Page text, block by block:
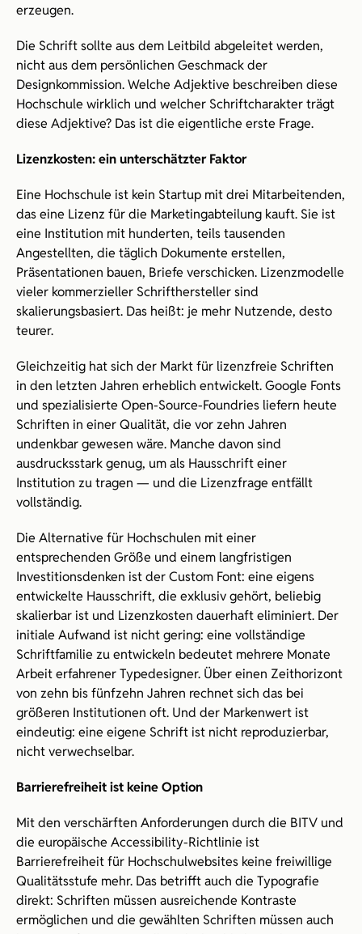
erzeugen.
Die Schrift sollte aus dem Leitbild abgeleitet werden,
nicht aus dem persönlichen Geschmack der
Designkommission. Welche Adjektive beschreiben diese
Hochschule wirklich und welcher Schriftcharakter trägt
diese Adjektive? Das ist die eigentliche erste Frage.
Lizenzkosten: ein unterschätzter Faktor
Eine Hochschule ist kein Startup mit drei Mitarbeitenden,
das eine Lizenz für die Marketingabteilung kauft. Sie ist
eine Institution mit hunderten, teils tausenden
Angestellten, die täglich Dokumente erstellen,
Präsentationen bauen, Briefe verschicken. Lizenzmodelle
vieler kommerzieller Schrifthersteller sind
skalierungsbasiert. Das heißt: je mehr Nutzende, desto
teurer.
Gleichzeitig hat sich der Markt für lizenzfreie Schriften
in den letzten Jahren erheblich entwickelt. Google Fonts
und spezialisierte Open-Source-Foundries liefern heute
Schriften in einer Qualität, die vor zehn Jahren
undenkbar gewesen wäre. Manche davon sind
ausdrucksstark genug, um als Hausschrift einer
Institution zu tragen — und die Lizenzfrage entfällt
vollständig.
Die Alternative für Hochschulen mit einer
entsprechenden Größe und einem langfristigen
Investitionsdenken ist der Custom Font: eine eigens
entwickelte Hausschrift, die exklusiv gehört, beliebig
skalierbar ist und Lizenzkosten dauerhaft eliminiert. Der
initiale Aufwand ist nicht gering: eine vollständige
Schriftfamilie zu entwickeln bedeutet mehrere Monate
Arbeit erfahrener Typedesigner. Über einen Zeithorizont
von zehn bis fünfzehn Jahren rechnet sich das bei
größeren Institutionen oft. Und der Markenwert ist
eindeutig: eine eigene Schrift ist nicht reproduzierbar,
nicht verwechselbar.
Barrierefreiheit ist keine Option
Mit den verschärften Anforderungen durch die BITV und
die europäische Accessibility-Richtlinie ist
Barrierefreiheit für Hochschulwebsites keine freiwillige
Qualitätsstufe mehr. Das betrifft auch die Typografie
direkt: Schriften müssen ausreichende Kontraste
ermöglichen und die gewählten Schriften müssen auch